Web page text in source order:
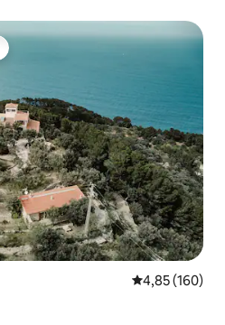
4,85 de
4,85 (160)